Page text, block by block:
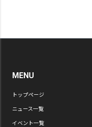
MENU
トップページ
ニュース一覧
イベント一覧